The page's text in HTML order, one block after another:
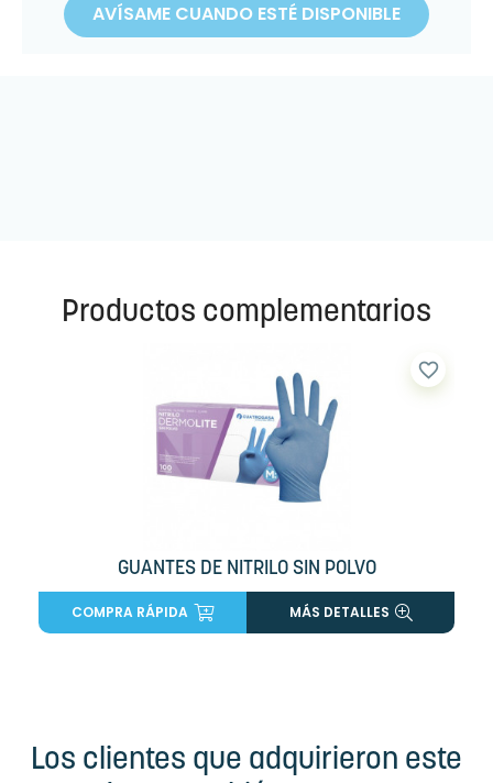
AVÍSAME CUANDO ESTÉ DISPONIBLE
Productos complementarios
GUANTES DE NITRILO SIN POLVO
favorite_border
COMPRA RÁPIDA MÁS DETALLES
Los clientes que adquirieron este